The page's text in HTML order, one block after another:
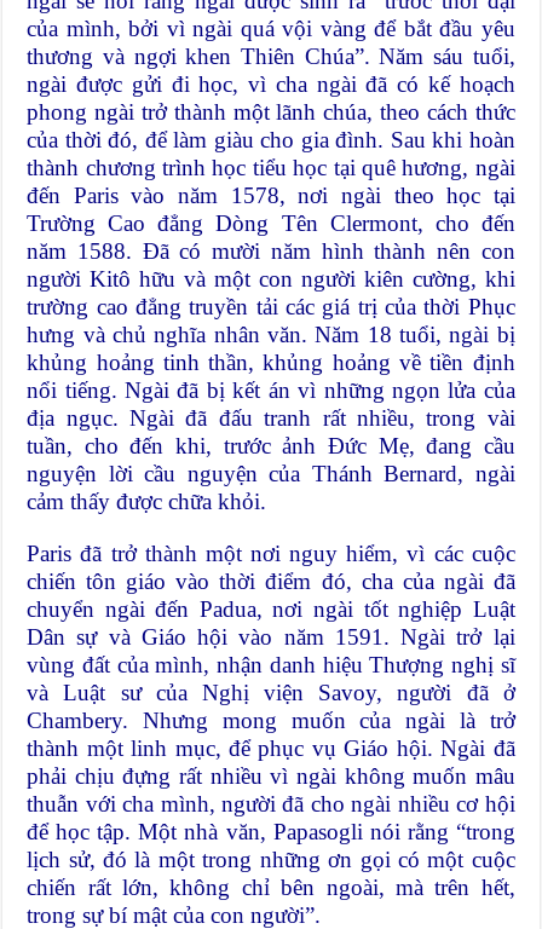
của mình, bởi vì ngài quá vội vàng để bắt đầu yêu
thương và ngợi khen Thiên Chúa”. Năm sáu tuổi,
ngài được gửi đi học, vì cha ngài đã có kế hoạch
phong ngài trở thành một lãnh chúa, theo cách thức
của thời đó, để làm giàu cho gia đình. Sau khi hoàn
thành chương trình học tiểu học tại quê hương, ngài
đến Paris vào năm 1578, nơi ngài theo học tại
Trường Cao đẳng Dòng Tên Clermont, cho đến
năm 1588. Đã có mười năm hình thành nên con
người Kitô hữu và một con người kiên cường, khi
trường cao đẳng truyền tải các giá trị của thời Phục
hưng và chủ nghĩa nhân văn. Năm 18 tuổi, ngài bị
khủng hoảng tinh thần, khủng hoảng về tiền định
nổi tiếng. Ngài đã bị kết án vì những ngọn lửa của
địa ngục. Ngài đã đấu tranh rất nhiều, trong vài
tuần, cho đến khi, trước ảnh Đức Mẹ, đang cầu
nguyện lời cầu nguyện của Thánh Bernard, ngài
cảm thấy được chữa khỏi.
Paris đã trở thành một nơi nguy hiểm, vì các cuộc
chiến tôn giáo vào thời điểm đó, cha của ngài đã
chuyển ngài đến Padua, nơi ngài tốt nghiệp Luật
Dân sự và Giáo hội vào năm 1591. Ngài trở lại
vùng đất của mình, nhận danh hiệu Thượng nghị sĩ
và Luật sư của Nghị viện Savoy, người đã ở
Chambery. Nhưng mong muốn của ngài là trở
thành một linh mục, để phục vụ Giáo hội. Ngài đã
phải chịu đựng rất nhiều vì ngài không muốn mâu
thuẫn với cha mình, người đã cho ngài nhiều cơ hội
để học tập. Một nhà văn, Papasogli nói rằng “trong
lịch sử, đó là một trong những ơn gọi có một cuộc
chiến rất lớn, không chỉ bên ngoài, mà trên hết,
trong sự bí mật của con người”.